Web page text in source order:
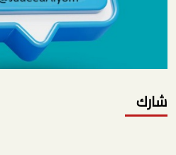
شارك